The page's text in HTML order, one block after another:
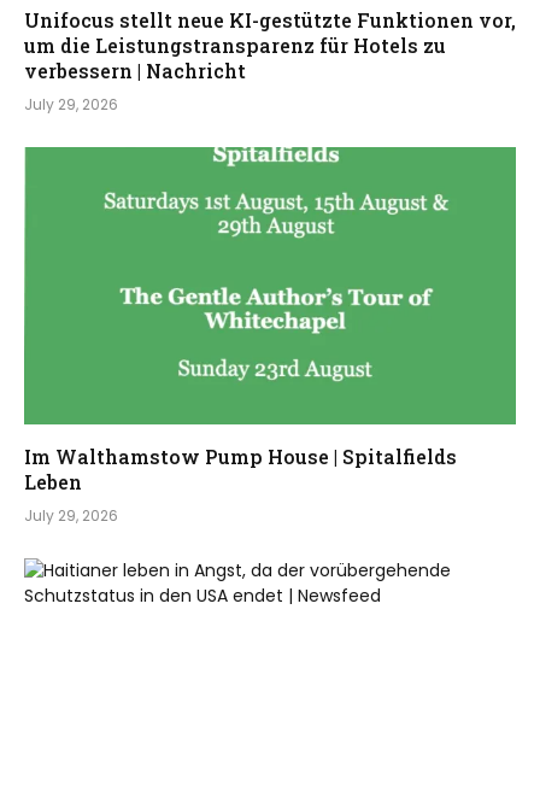
Unifocus stellt neue KI-gestützte Funktionen vor,
um die Leistungstransparenz für Hotels zu
verbessern | Nachricht
July 29, 2026
Im Walthamstow Pump House | Spitalfields
Leben
July 29, 2026